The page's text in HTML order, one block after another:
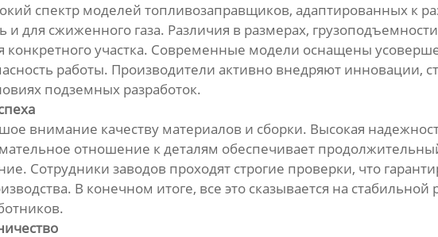
спектр моделей топливозаправщиков, адаптированных к
и для сжиженного газа. Различия в размерах,
участка. Современные модели оснащены
работы. Производители активно внедряют
подземных разработок.
внимание качеству материалов и сборки. Высокая
отношение к деталям обеспечивает
Сотрудники заводов проходят строгие проверки, что
В конечном итоге, все это сказывается на